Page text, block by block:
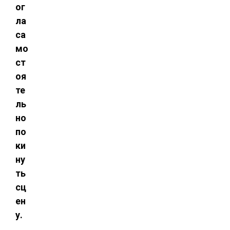
ог
ла
са
мо
ст
оя
те
ль
но
по
ки
ну
ть
сц
ен
у.